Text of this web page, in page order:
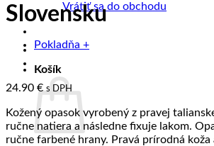
Vrátiť sa do obchodu
Pokladňa +
Košík
Slovensku
24.90 € s DPH
Kožený opasok vyrobený z pravej
ručne natiera a následne fixuje lakom.
ručne farbené hrany. Pravá prírodná koža